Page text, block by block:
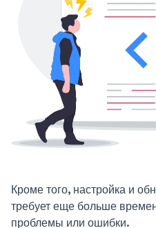
Кроме того, настройка и
требует еще больше
проблемы или ошибки.